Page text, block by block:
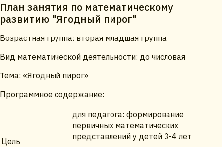
План занятия по математическому
развитию "Ягодный пирог"
Возрастная группа: вторая младшая группа
Вид математической деятельности: до числовая
Тема: «Ягодный пирог»
Программное содержание:
Цель
для педагога: формирование
первичных математических
представлений у детей 3-4 лет